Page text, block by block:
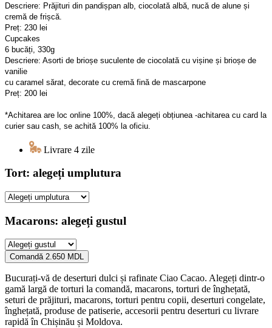
Descriere: Prăjituri din pandișpan alb, ciocolată albă, nucă de alune și
cremă de frișcă.
Preț: 230 lei
Cupcakes
6 bucăți, 330g
Descriere: Asorti de brioșe suculente de ciocolată cu vișine și brioșe de
vanilie
cu caramel sărat, decorate cu cremă fină de mascarpone
Preț: 200 lei
*Achitarea are loc online 100%, dacă alegeți obțiunea -achitarea cu card la
curier sau cash, se achită 100% la oficiu.
Livrare 4 zile
Tort: alegeți umplutura
Macarons: alegeți gustul
Comandă 2.650 MDL
Bucurați-vă de deserturi dulci și rafinate Ciao Cacao. Alegeți dintr-o
gamă largă de torturi la comandă, macarons, torturi de înghețată,
seturi de prăjituri, macarons, torturi pentru copii, deserturi congelate,
înghețată, produse de patiserie, accesorii pentru deserturi cu livrare
rapidă în Chișinău și Moldova.